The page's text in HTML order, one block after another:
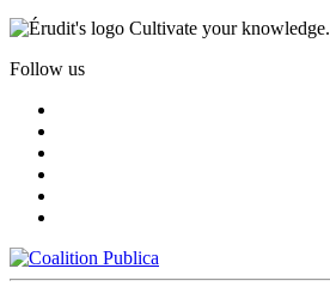
Cultivate your knowledge.
Follow us